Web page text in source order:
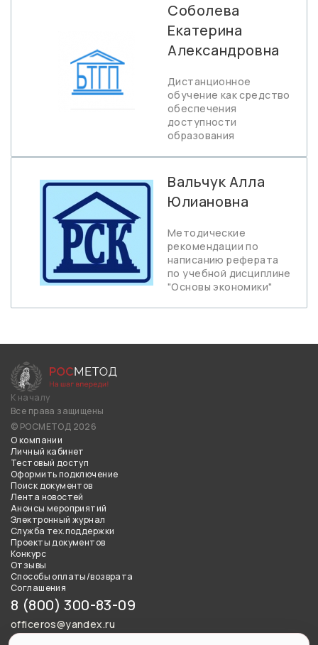
Соболева
Екатерина
Александровна
Дистанционное
обучение как средство
обеспечения
доступности
образования
Вальчук Алла
Юлиановна
Методические
рекомендации по
написанию реферата
по учебной дисциплине
"Основы экономики"
К началу
Все права защищены
© РОСМЕТОД 2026
О компании
Личный кабинет
Тестовый доступ
Оформить подключение
Поиск документов
Лента новостей
Анонсы мероприятий
Электронный журнал
Служба тех.поддержки
Проекты документов
Конкурс
Отзывы
Способы оплаты/возврата
Соглашения
8 (800) 300-83-09
officeros@yandex.ru